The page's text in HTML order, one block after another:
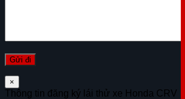
×
Thông tin đăng ký lái thử xe Honda CRV